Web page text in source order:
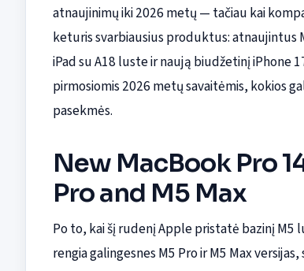
atnaujinimų iki 2026 metų — tačiau kai
keturis svarbiausius produktus: atnaujintus
iPad su A18 luste ir naują biudžetinį iPhone
pirmosiomis 2026 metų savaitėmis, kokios
pasekmės.
New MacBook Pro
Pro and M5 Max
Po to, kai šį rudenį Apple pristatė bazinį M5
rengia galingesnes M5 Pro ir M5 Max